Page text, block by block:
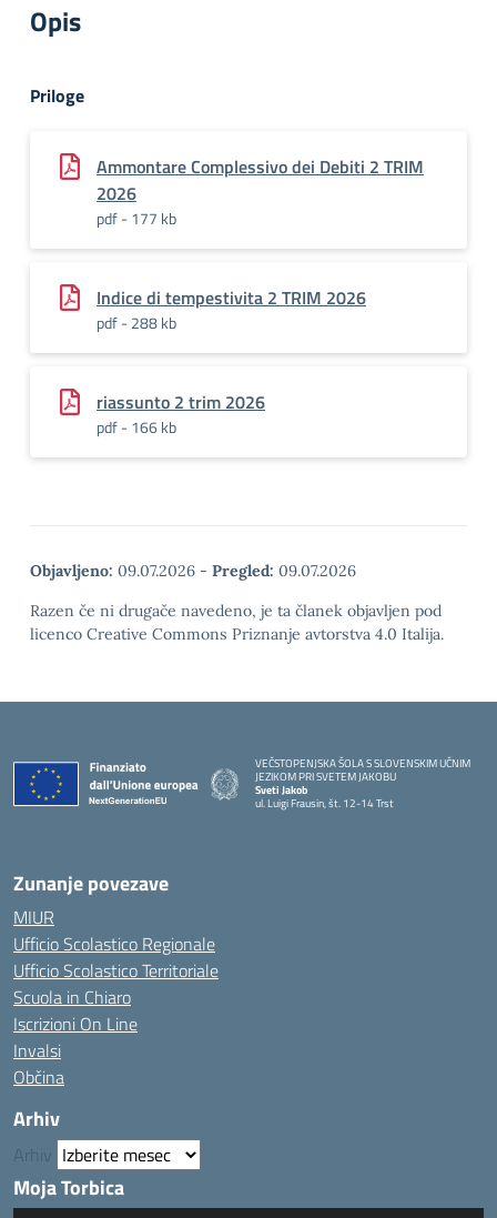
Opis
Priloge
Ammontare Complessivo dei Debiti 2 TRIM
2026
pdf - 177 kb
Indice di tempestivita 2 TRIM 2026
pdf - 288 kb
riassunto 2 trim 2026
pdf - 166 kb
Objavljeno: 09.07.2026 - Pregled: 09.07.2026
Razen če ni drugače navedeno, je ta članek objavljen pod
licenco Creative Commons Priznanje avtorstva 4.0 Italija.
VEČSTOPENJSKA ŠOLA S SLOVENSKIM UČNIM
JEZIKOM PRI SVETEM JAKOBU
Sveti Jakob
ul. Luigi Frausin, št. 12-14 Trst
— Visita la pagina iniziale della scuola
Zunanje povezave
MIUR
Ufficio Scolastico Regionale
Ufficio Scolastico Territoriale
Scuola in Chiaro
Iscrizioni On Line
Invalsi
Občina
Arhiv
Arhiv
Moja Torbica